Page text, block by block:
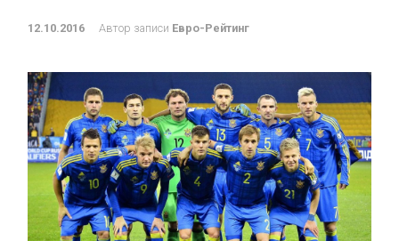
12.10.2016 Автор записи Евро-Рейтинг